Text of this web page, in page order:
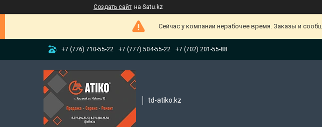
Создать сайт на Satu.kz
Сейчас у компании нерабочее время. Заказы и
+7 (776) 710-55-22 +7 (777) 504-55-22 +7 (702) 201-55-88
td-atiko.kz